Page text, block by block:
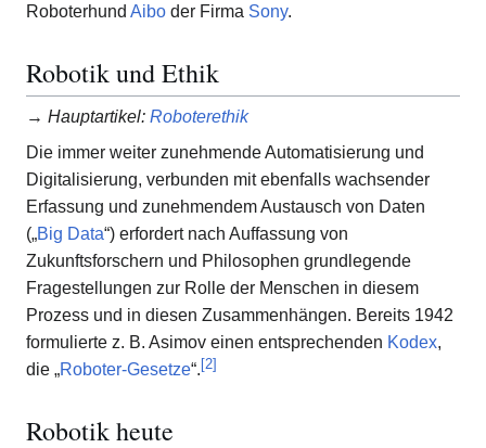
Roboterhund Aibo der Firma Sony.
Robotik und Ethik
→ Hauptartikel: Roboterethik
Die immer weiter zunehmende Automatisierung und
Digitalisierung, verbunden mit ebenfalls wachsender
Erfassung und zunehmendem Austausch von Daten
(„Big Data“) erfordert nach Auffassung von
Zukunftsforschern und Philosophen grundlegende
Fragestellungen zur Rolle der Menschen in diesem
Prozess und in diesen Zusammenhängen. Bereits 1942
formulierte z. B. Asimov einen entsprechenden Kodex,
die „Roboter-Gesetze“. [2]
Robotik heute